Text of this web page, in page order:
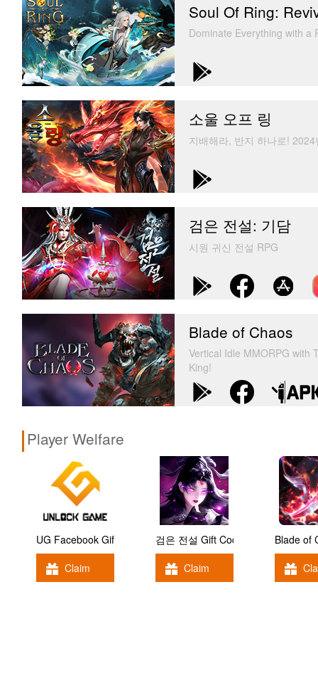
Soul Of Ring:
Dominate Everything with a
소울 오프 링
지배해라, 반지 하나로!
검은 전설: 기담
시원 귀신 전설 RPG
Blade of Chaos
Vertical Idle MMORPG with
King!
Player Welfare
UG Facebook Gift Code
Claim
검은 전설 Gift Code
Claim
Blade of